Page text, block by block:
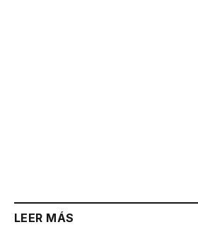
LEER MÁS